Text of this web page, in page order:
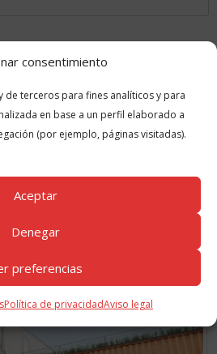
consentimiento
de terceros para fines analíticos y para
en base a un perfil elaborado a
(por ejemplo, páginas visitadas).
Aceptar
Denegar
preferencias
Política de privacidadAviso legal
y web en este navegador para